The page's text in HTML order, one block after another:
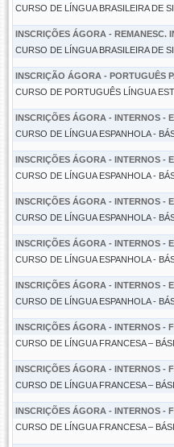
CURSO DE LÍNGUA BRASILEIRA DE
INSCRIÇÕES ÁGORA - REMANESC.
CURSO DE LÍNGUA BRASILEIRA DE
INSCRIÇÃO ÁGORA - PORTUGUÊS
CURSO DE PORTUGUÊS LÍNGUA
INSCRIÇÕES ÁGORA - INTERNOS -
CURSO DE LÍNGUA ESPANHOLA -
INSCRIÇÕES ÁGORA - INTERNOS -
CURSO DE LÍNGUA ESPANHOLA -
INSCRIÇÕES ÁGORA - INTERNOS -
CURSO DE LÍNGUA ESPANHOLA -
INSCRIÇÕES ÁGORA - INTERNOS -
CURSO DE LÍNGUA ESPANHOLA -
INSCRIÇÕES ÁGORA - INTERNOS -
CURSO DE LÍNGUA ESPANHOLA -
INSCRIÇÕES ÁGORA - INTERNOS -
CURSO DE LÍNGUA FRANCESA –
INSCRIÇÕES ÁGORA - INTERNOS -
CURSO DE LÍNGUA FRANCESA –
INSCRIÇÕES ÁGORA - INTERNOS -
CURSO DE LÍNGUA FRANCESA –